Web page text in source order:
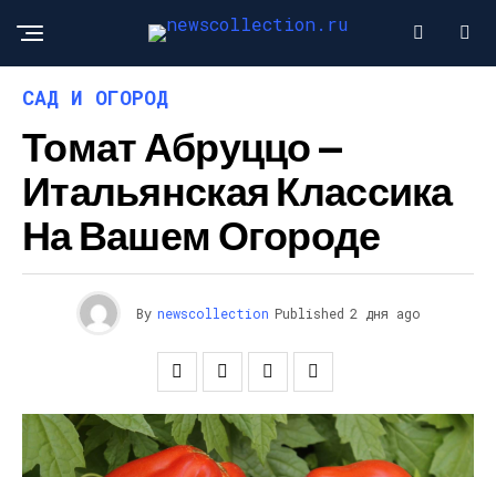
САД И ОГОРОД
Томат Абруццо —
Итальянская Классика
На Вашем Огороде
By newscollection Published 2 дня ago